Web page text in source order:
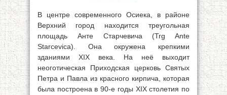
В центре современного Осиека, в районе
Верхний город находится треугольная
площадь Анте Старчевича (Trg Ante
Starcevica). Она окружена крепкими
зданиями XIX века. На неё выходит
неоготическая Приходская церковь Святых
Петра и Павла из красного кирпича, которая
была построена в 90-е годы XIX столетия по